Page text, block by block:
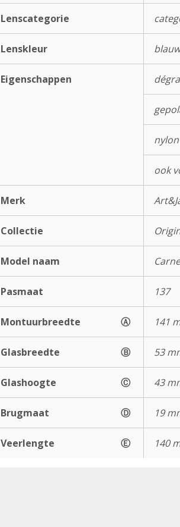
Lenscategorie
Lenskleur
Eigenschappen
ook
Merk
Collectie
Model naam
Pasmaat 137
Montuurbreedte Ⓐ 141
Glasbreedte Ⓑ 53
Glashoogte Ⓒ 43
Brugmaat Ⓓ 19
Veerlengte Ⓔ 140